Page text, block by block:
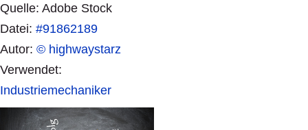
Quelle: Adobe Stock
Datei: #91862189
Autor: © highwaystarz
Verwendet:
Industriemechaniker